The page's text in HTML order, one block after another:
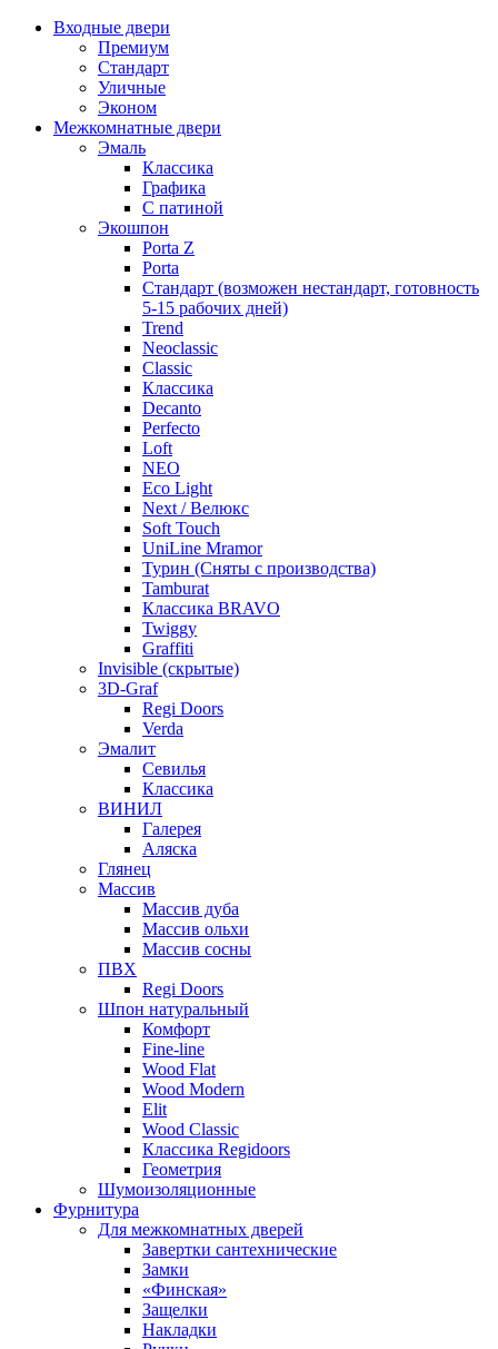
Входные двери
Премиум
Стандарт
Уличные
Эконом
Межкомнатные двери
Эмаль
Классика
Графика
С патиной
Экошпон
Porta Z
Porta
Стандарт (возможен нестандарт, готовность
5-15 рабочих дней)
Trend
Neoclassic
Classic
Классика
Decanto
Perfecto
Loft
NEO
Eco Light
Next / Велюкс
Soft Touch
UniLine Mramor
Турин (Сняты с производства)
Tamburat
Классика BRAVO
Twiggy
Graffiti
Invisible (скрытые)
3D-Graf
Regi Doors
Verda
Эмалит
Севилья
Классика
ВИНИЛ
Галерея
Аляска
Глянец
Массив
Массив дуба
Массив ольхи
Массив сосны
ПВХ
Regi Doors
Шпон натуральный
Комфорт
Fine-line
Wood Flat
Wood Modern
Elit
Wood Classic
Классика Regidoors
Геометрия
Шумоизоляционные
Фурнитура
Для межкомнатных дверей
Завертки сантехнические
Замки
«Финская»
Защелки
Накладки